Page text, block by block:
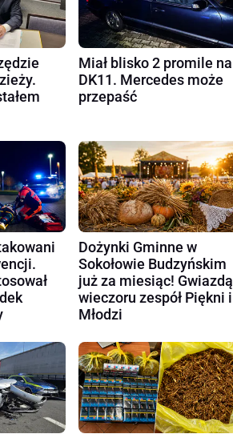
Miał blisko 2 promile na
DK11. Mercedes może
przepaść
Dożynki Gminne w
Sokołowie Budzyńskim
już za miesiąc! Gwiazdą
wieczoru zespół Piękni i
Młodzi